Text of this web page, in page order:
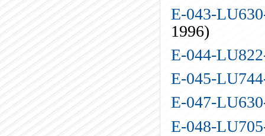
E-043-
1996)
E-044-
E-045-
E-047-
E-048-